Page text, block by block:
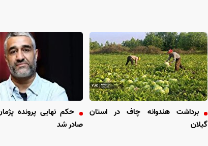
برداشت هندوانه چاف در استان
گیلان
حکم نهایی پرونده
صادر شد